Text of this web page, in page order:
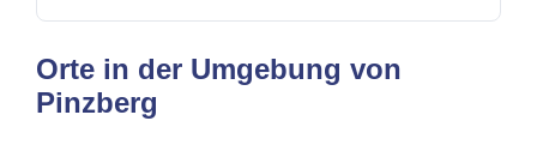
Orte in der Umgebung von
Pinzberg